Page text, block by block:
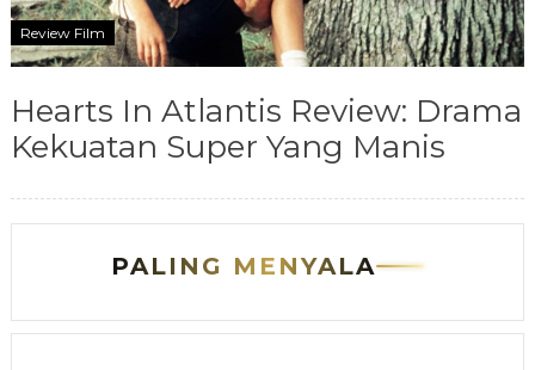
Review Film
Hearts In Atlantis Review: Drama
Kekuatan Super Yang Manis
PALING MENYALA